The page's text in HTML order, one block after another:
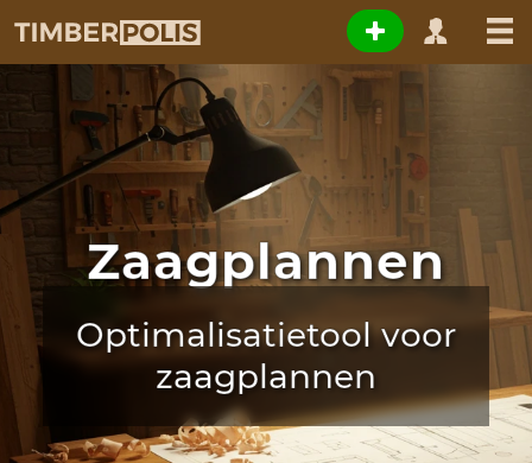
Zaagplannen
Optimalisatietool voor
zaagplannen